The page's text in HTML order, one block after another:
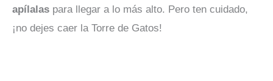
apílalas para llegar a lo más alto. Pero ten cuidado,
¡no dejes caer la Torre de Gatos!